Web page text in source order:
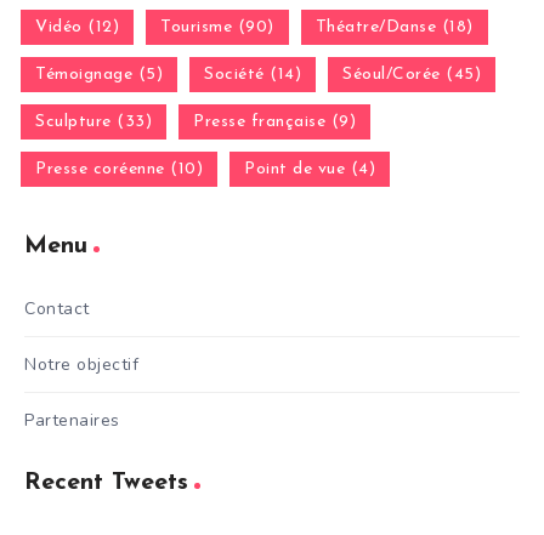
Vidéo (12) Tourisme (90) Théatre/Danse (18)
Témoignage (5) Société (14) Séoul/Corée (45)
Sculpture (33) Presse française (9)
Presse coréenne (10) Point de vue (4)
Menu
Contact
Notre objectif
Partenaires
Recent Tweets